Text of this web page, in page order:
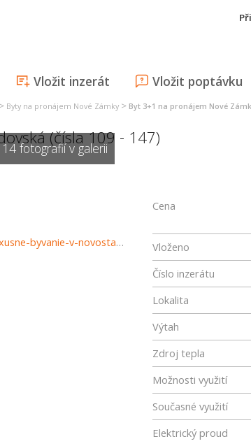
Vložit inzerát Vložit poptávku
> Byty na pronájem Nové Zámky > Byt 3+1 na pronájem Nové
(čísla 109 - 147)
fotografií v galerii
https://www.reality-novezamky.sk/prenajom-bytov-byty-novostavby/Luxusne-byvanie-v-novostavbe-SOHO-II---Nove-Zamky-36997/?utm_source=areality&utm_medium=xml&utm_term=36997&utm_content=byt&utm_campaign=portaly
Cena
Vloženo
Číslo inzerátu
Lokalita
Výtah
Zdroj tepla
Možnosti využití
Současné využití
Elektrický proud